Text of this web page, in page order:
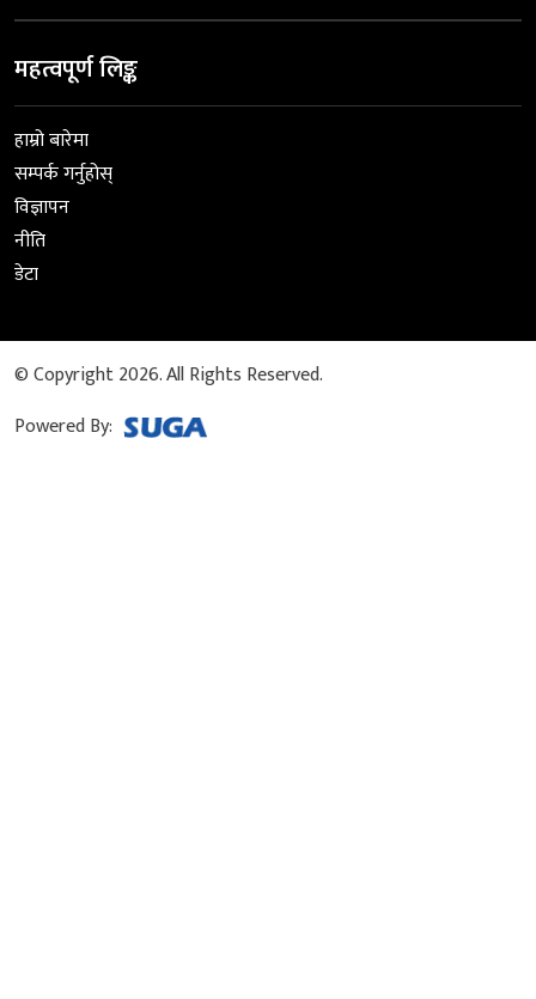
महत्वपूर्ण लिङ्क
हाम्रो बारेमा
सम्पर्क गर्नुहोस्
विज्ञापन
नीति
डेटा
© Copyright 2026. All Rights Reserved.
Powered By: